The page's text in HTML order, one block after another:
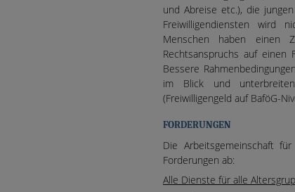
und Abreise etc.), die
Freiwilligendiensten wird
Menschen haben einen
Rechtsanspruchs auf einen
Bessere
im Blick und
(Freiwilligengeld auf BaföG-
FORDERUNGEN
Die Arbeitsgemeinschaft
Forderungen ab:
Alle Dienste für alle